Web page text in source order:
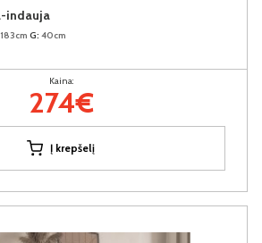
indauja
183cm G: 40cm
Kaina:
274€
Į krepšelį